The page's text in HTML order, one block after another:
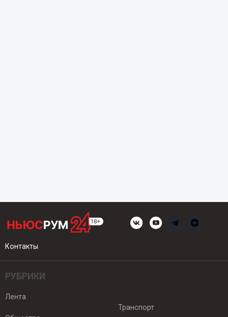
Контакты
РУБРИКИ
Лента
Транспорт